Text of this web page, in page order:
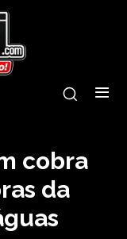
cobra
da